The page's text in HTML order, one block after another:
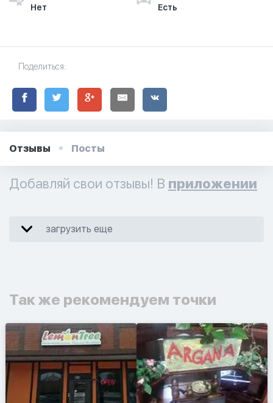
Нет
Есть
Поделиться:
Отзывы Посты
Добавляй свои отзывы! В приложении
загрузить еще
Так же рекомендуем точки